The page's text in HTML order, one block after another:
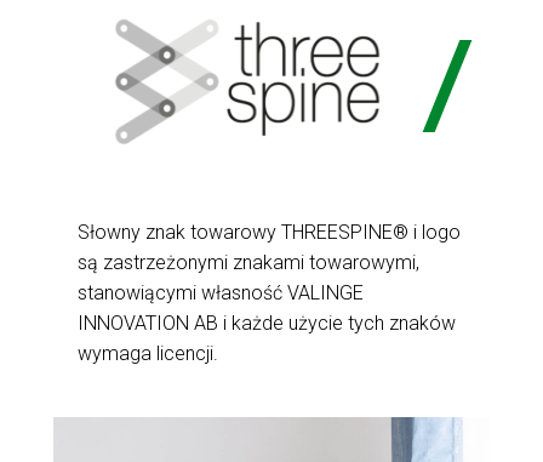
Słowny znak towarowy THREESPINE® i logo
są zastrzeżonymi znakami towarowymi,
stanowiącymi własność VALINGE
INNOVATION AB i każde użycie tych znaków
wymaga licencji.